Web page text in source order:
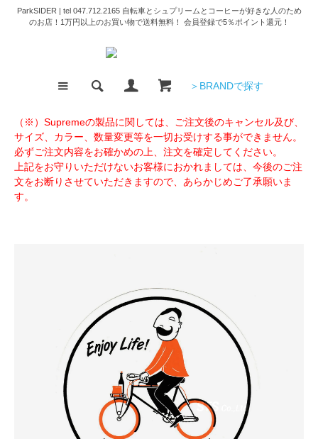
ParkSIDER | tel 047.712.2165 自転車とシュプリームとコーヒーが好きな人のため
のお店！1万円以上のお買い物で送料無料！ 会員登録で5％ポイント還元！
＞BRANDで探す
（※）Supremeの製品に関しては、ご注文後のキャンセル及び、
サイズ、カラー、数量変更等を一切お受けする事ができません。
必ずご注文内容をお確かめの上、注文を確定してください。
上記をお守りいただけないお客様におかれましては、今後のご注
文をお断りさせていただきますので、あらかじめご了承願いま
す。